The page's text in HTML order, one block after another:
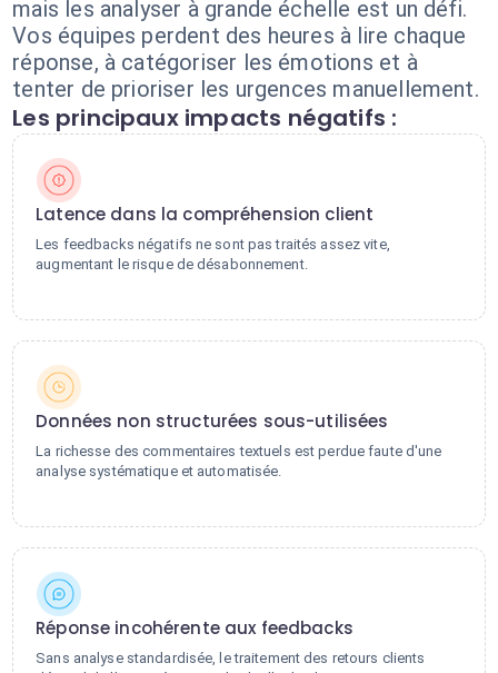
mais les analyser à grande échelle est un défi.
Vos équipes perdent des heures à lire chaque
réponse, à catégoriser les émotions et à
tenter de prioriser les urgences manuellement.
Les principaux impacts négatifs :
Latence dans la compréhension client
Les feedbacks négatifs ne sont pas traités assez vite,
augmentant le risque de désabonnement.
Données non structurées sous-utilisées
La richesse des commentaires textuels est perdue faute d'une
analyse systématique et automatisée.
Réponse incohérente aux feedbacks
Sans analyse standardisée, le traitement des retours clients